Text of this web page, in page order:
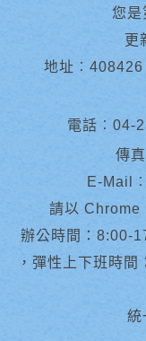
您是
更
地址
電話︰ 04-
傳
E-Mail︰
請以 Chrome
辦公時間：8:00-
，彈性上下班時
統